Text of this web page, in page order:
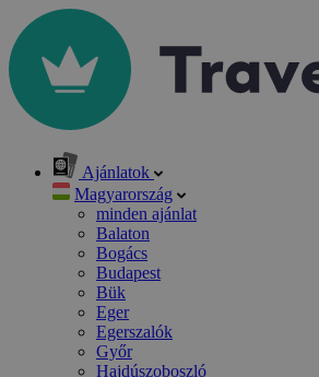
Ajánlatok
Magyarország
minden ajánlat
Balaton
Bogács
Budapest
Bük
Eger
Egerszalók
Győr
Hajdúszoboszló